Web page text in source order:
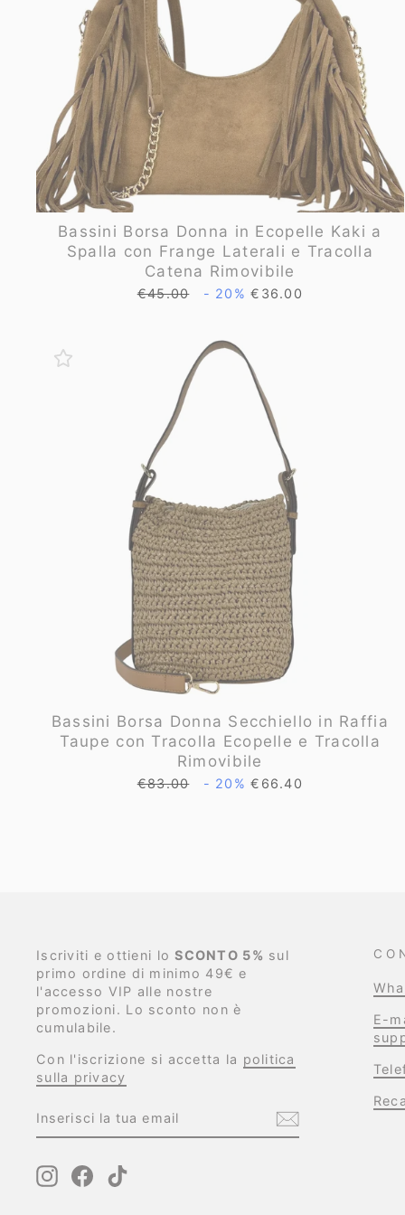
Bassini Borsa Donna in Ecopelle Kaki a
Spalla con Frange Laterali e Tracolla
Catena Rimovibile
Prezzo
€45.00
Prezzo
- 20%€36.00
Bassini Borsa Donna Secchiello in Raffia
Taupe con Tracolla Ecopelle e Tracolla
Rimovibile
Prezzo
€83.00
Prezzo
- 20%€66.40
Iscriviti e ottieni loSCONTO 5% sul
primo ordine di minimo 49€ e
l'accesso VIP alle nostre
promozioni. Lo sconto non è
cumulabile.
Con l'iscrizione si accetta la politica
sulla privacy
LA
TUA
Instagram
Facebook
E-